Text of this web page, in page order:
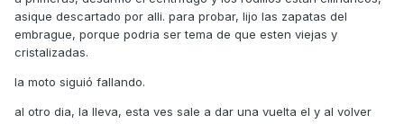
asique descartado por alli. para probar, lijo las zapatas del
embrague, porque podria ser tema de que esten viejas y
cristalizadas.
la moto siguió fallando.
al otro dia, la lleva, esta ves sale a dar una vuelta el y al volver